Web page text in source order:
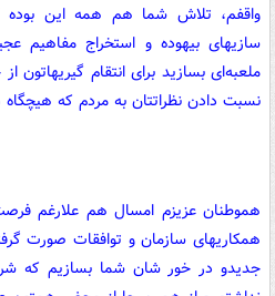
واقفم، تلاش شما هم همه این بوده
سازیهای بیهوده و استخراج مفاهیم
ملعبه‌ای بسازید برای انتقام گیریهاتون
نسبت دادن نظراتتان به مردم که
هموطنان عزیزم امسال هم علارغم
همکاریهای سازمان و توافقات صورت
جدیدو در خور شان شما بسازیم که